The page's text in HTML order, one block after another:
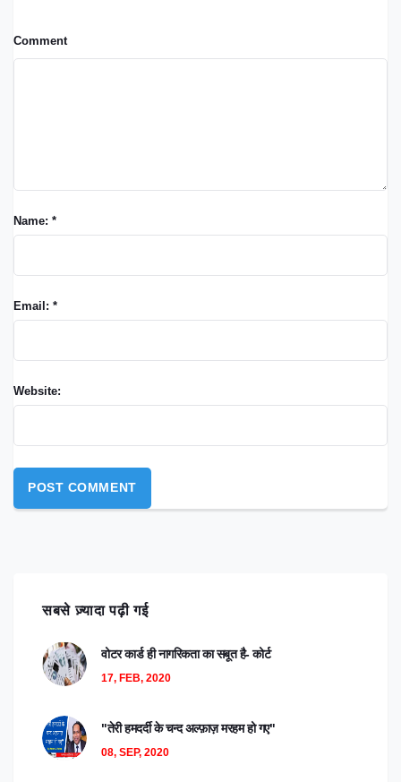
Comment
Name: *
Email: *
Website:
सबसे ज़्यादा पढ़ी गई
वोटर कार्ड ही नागरिकता का सबूत है- कोर्ट
17, FEB, 2020
"तेरी हमदर्दी के चन्द अल्फ़ाज़ मरहम हो गए"
08, SEP, 2020